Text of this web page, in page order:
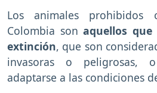
Los animales prohibidos
Colombia sonaquellos
extinción, que son
invasoras o peligrosas,
adaptarse a las condiciones